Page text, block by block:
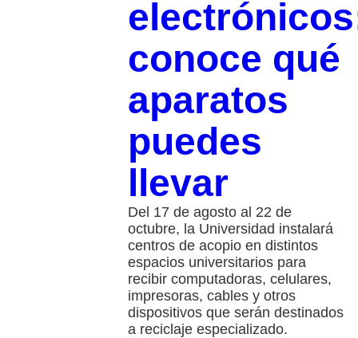
conoce qué
aparatos
puedes
llevar
Del 17 de agosto al 22 de
octubre, la Universidad instalará
centros de acopio en distintos
espacios universitarios para
recibir computadoras, celulares,
impresoras, cables y otros
dispositivos que serán destinados
a reciclaje especializado.